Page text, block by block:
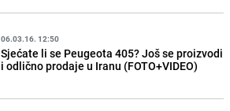
06.03.16. 12:50
Sjećate li se Peugeota 405? Još se proizvodi
i odlično prodaje u Iranu (FOTO+VIDEO)